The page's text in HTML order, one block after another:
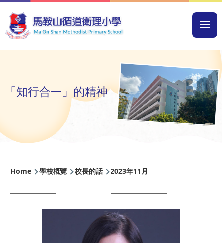
Skip to main content
「知行合一」的精神
Breadcrumb
Home 學校概覽 校長的話 2023年11月